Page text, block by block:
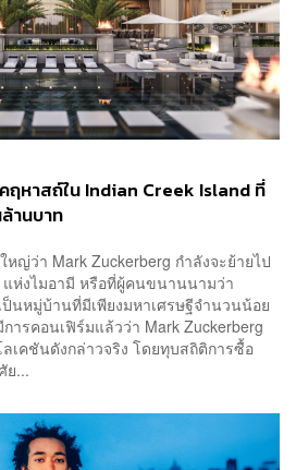
หาสถ์ใน Indian Creek Island ที่
านบาท
ญ่ว่า Mark Zuckerberg กำลังจะย้ายไป
แห่งไมอามี หรือที่ผู้คนขนานนามว่า
เป็นหมู่บ้านที่มีเพียงมหาเศรษฐีจำนวนน้อย
ารคอนเฟิร์มแล้วว่า Mark Zuckerberg
เคชันดังกล่าวจริง โดยทุบสถิติการซื้อ
ย...